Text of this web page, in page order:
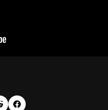
TUOTAVA EUROOPPAAN